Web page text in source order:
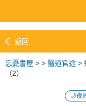
返回
忘憂書屋 > > 醫道官途 >
（2）
🌙夜